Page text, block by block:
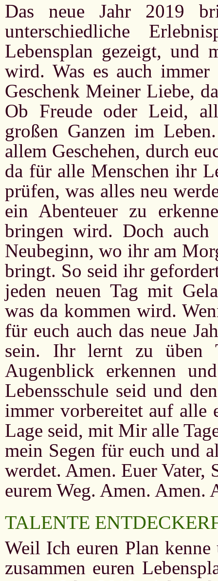
Das neue Jahr 2019
unterschiedliche
Lebensplan gezeigt,
wird. Was es auch
Geschenk Meiner Liebe,
Ob Freude oder Leid,
großen Ganzen im
allem Geschehen, durch
da für alle Menschen ihr
prüfen, was alles neu
ein Abenteuer zu
bringen wird. Doch auch
Neubeginn, wo ihr am
bringt. So seid ihr
jeden neuen Tag mit
was da kommen wird.
für euch auch das neue
sein. Ihr lernt zu üben
Augenblick erkennen
Lebensschule seid und
immer vorbereitet auf alle
Lage seid, mit Mir alle
mein Segen für euch und
werdet. Amen. Euer Vater,
eurem Weg. Amen. Amen.
TALENTE
Weil Ich euren Plan
zusammen euren